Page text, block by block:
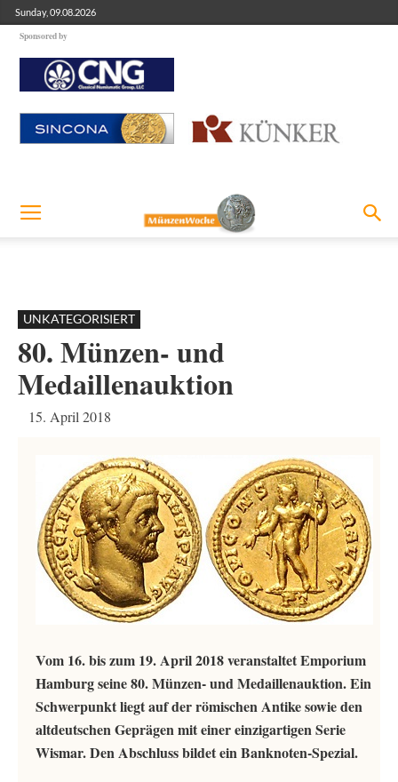
Sunday, 09.08.2026
Sponsored by
UNKATEGORISIERT
80. Münzen- und
Medaillenauktion
15. April 2018
Vom 16. bis zum 19. April 2018 veranstaltet Emporium
Hamburg seine 80. Münzen- und Medaillenauktion. Ein
Schwerpunkt liegt auf der römischen Antike sowie den
altdeutschen Geprägen mit einer einzigartigen Serie
Wismar. Den Abschluss bildet ein Banknoten-Spezial.